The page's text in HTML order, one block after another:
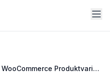
WooCommerce Produktvarianten werden nicht angezeigt: Warum können Käufer keine Größe oder Farbe auswählen?